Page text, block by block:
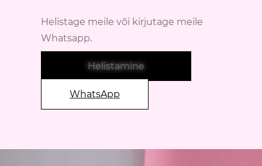
Helistage meile või kirjutage meile
Whatsapp.
Helistamine
WhatsApp